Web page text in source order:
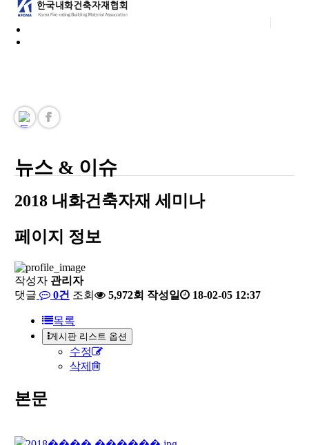
뉴스 & 이슈
2018 내화건축자재 세미나
페이지 정보
작성자 관리자
댓글
0건 조회 5,972회 작성일 18-02-05 12:37
목록
게시판 리스트 옵션
수정
삭제
본문